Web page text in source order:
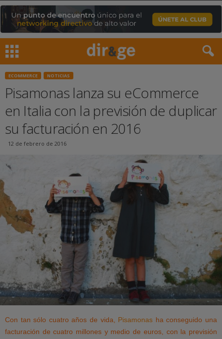
ECOMMERCE NOTICIAS
Pisamonas lanza su eCommerce
en Italia con la previsión de duplicar
su facturación en 2016
12 de febrero de 2016
Con tan sólo cuatro años de vida, Pisamonas ha conseguido una
facturación de cuatro millones y medio de euros, con la previsión